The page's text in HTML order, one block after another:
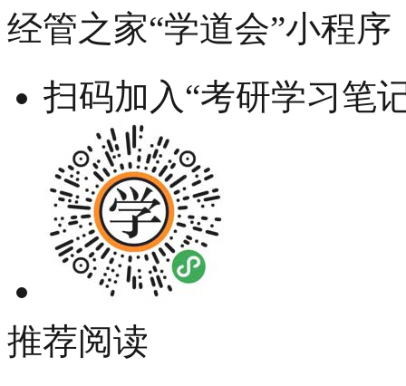
经管之家“学道会”小程序
扫码加入“考研学习笔
推荐阅读